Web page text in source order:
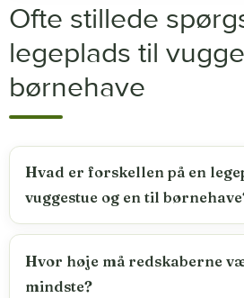
Ofte stillede
legeplads til
børnehave
Hvad er forskellen på en
vuggestue og en til
Hvor høje må redskaberne
mindste?